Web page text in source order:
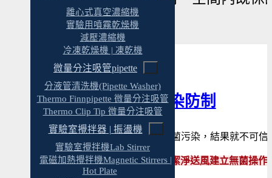
離心式真空濃縮機
實驗用噴霧乾燥機
減壓濃縮機
冷凍乾燥機 | 凍乾機
微量分注吸管pipette
分液管清洗機(Pipette Washer)
Thermo Finnpipette 微量分注吸管
Thermo Clip Tip 微量分注吸管
實驗室攪拌器 | 振盪機
實驗室攪拌機Lab Stirrer
電磁加熱攪拌機Magnetic Stirrers |
Hot Plate
無菌操作與污染防制
培養基、樣品一旦被雜菌污染，結果就不可
✓ 原拓以生物安全櫃與潔淨送風建立無菌操